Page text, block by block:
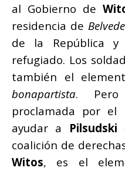
al Gobierno de
residencia de
de la República
refugiado. Los
también el
bonapartista. Pero
proclamada por el
ayudar a Pilsudski
coalición de
Witos, es el